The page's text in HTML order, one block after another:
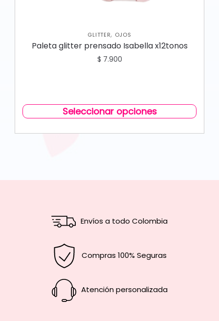
GLITTER, OJOS
Paleta glitter prensado Isabella x12tonos
$ 7.900
Seleccionar opciones
Envíos a todo Colombia
Compras 100% Seguras
Atención personalizada